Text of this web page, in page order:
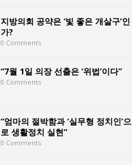
지방의회 공약은 ‘빛 좋은 개살구’인
가?
0 Comments
“7월 1일 의장 선출은 ‘위법’이다”
0 Comments
“엄마의 절박함과 ‘실무형 정치인’으
로 생활정치 실현”
0 Comments